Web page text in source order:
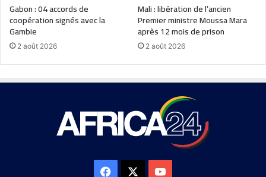
Gabon : 04 accords de
coopération signés avec la
Gambie
2 août 2026
Mali : libération de l’ancien
Premier ministre Moussa Mara
après 12 mois de prison
2 août 2026